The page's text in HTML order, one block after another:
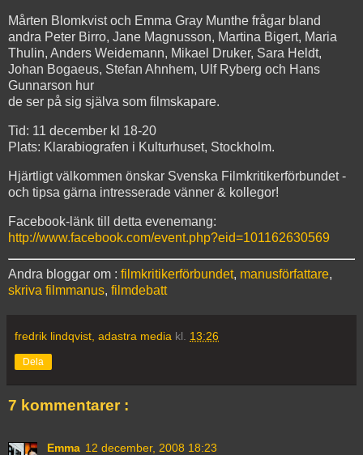
Mårten Blomkvist och Emma Gray Munthe frågar bland
andra Peter Birro, Jane Magnusson, Martina Bigert, Maria
Thulin, Anders Weidemann, Mikael Druker, Sara Heldt,
Johan Bogaeus, Stefan Ahnhem, Ulf Ryberg och Hans
Gunnarson hur
de ser på sig själva som filmskapare.
Tid: 11 december kl 18-20
Plats: Klarabiografen i Kulturhuset, Stockholm.
Hjärtligt välkommen önskar Svenska Filmkritikerförbundet ­
och tipsa gärna intresserade vänner & kollegor!
Facebook-länk till detta evenemang:
http://www.facebook.com/event.php?eid=101162630569
Andra bloggar om : filmkritikerförbundet, manusförfattare,
skriva filmmanus, filmdebatt
fredrik lindqvist, adastra media kl. 13:26
Dela
7 kommentarer :
Emma 12 december, 2008 18:23